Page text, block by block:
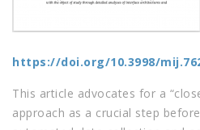
https://doi.org/10.3998/
This article advocates for a
approach as a crucial step